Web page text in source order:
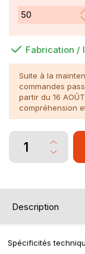
Fabrication /
Suite à la
commandes
partir du 16
compréhension
Description
Spécificités